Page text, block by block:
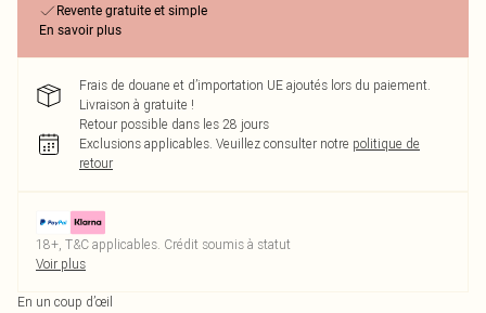
Revente gratuite et simple
En savoir plus
Frais de douane et d’importation UE ajoutés lors du paiement.
Livraison à gratuite !
Retour possible dans les 28 jours
Exclusions applicables. Veuillez consulter notre politique de
retour
18+, T&C applicables. Crédit soumis à statut
Voir plus
En un coup d’œil